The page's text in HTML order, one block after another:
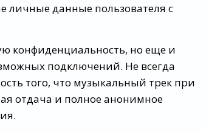
личные данные пользователя с
конфиденциальность, но еще и
подключений. Не всегда
того, что музыкальный трек при
отдача и полное анонимное